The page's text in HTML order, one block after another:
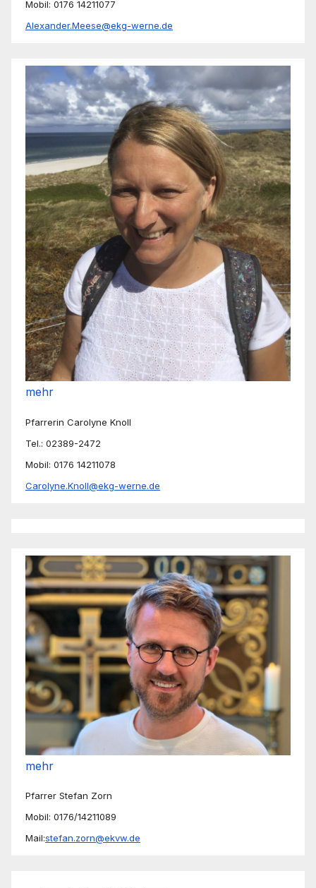
Mobil: 0176 14211077
Alexander.Meese@ekg-werne.de
mehr
Pfarrerin Carolyne Knoll
Tel.: 02389-2472
Mobil: 0176 14211078
Carolyne.Knoll@ekg-werne.de
mehr
Pfarrer Stefan Zorn
Mobil: 0176/14211089
Mail:stefan.zorn@ekvw.de